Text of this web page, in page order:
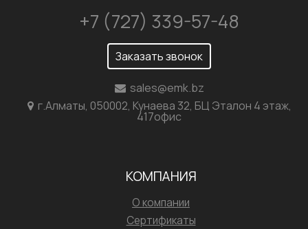
+7 (727) 339-57-48
Заказать звонок
sales@emk.bz
г.Алматы, 050002, Кунаева 32, БЦ Эталон 4 этаж,
417офис
КОМПАНИЯ
О компании
Сертификаты